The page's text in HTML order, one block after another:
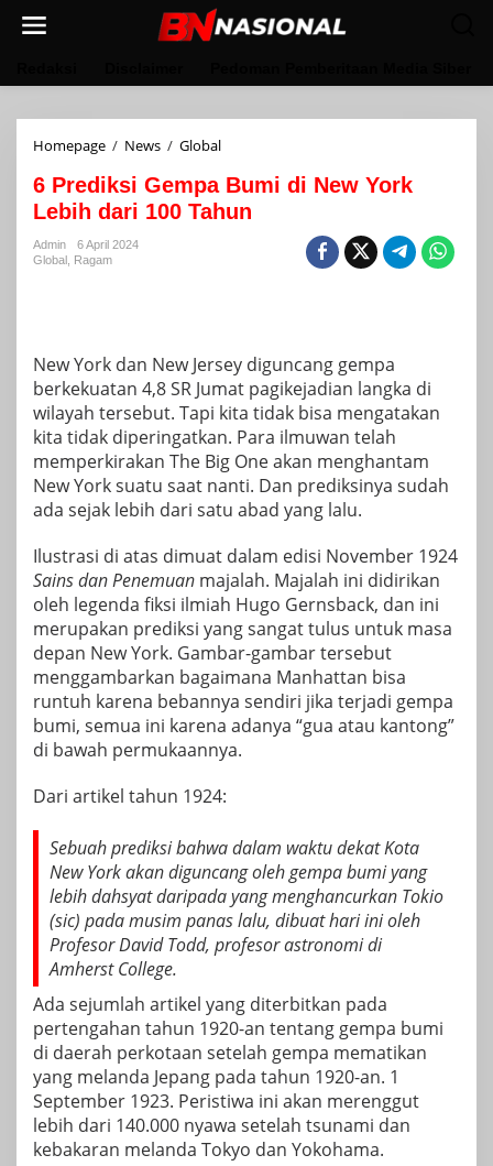
Homepage / News / Global6
Gempa
Bumi
di
6 Prediksi Gempa Bumi di New York
Lebih dari 100 Tahun
Admin
6 April 2024
Global Ragam
New York dan New Jersey diguncang gempa
berkekuatan 4,8 SR Jumat pagikejadian langka di
wilayah tersebut. Tapi kita tidak bisa mengatakan
kita tidak diperingatkan. Para ilmuwan telah
memperkirakan The Big One akan menghantam
New York suatu saat nanti. Dan prediksinya sudah
ada sejak lebih dari satu abad yang lalu.
Ilustrasi di atas dimuat dalam edisi November 1924
Sains dan Penemuan majalah. Majalah ini didirikan
oleh legenda fiksi ilmiah Hugo Gernsback, dan ini
merupakan prediksi yang sangat tulus untuk masa
depan New York. Gambar-gambar tersebut
menggambarkan bagaimana Manhattan bisa
runtuh karena bebannya sendiri jika terjadi gempa
bumi, semua ini karena adanya “gua atau kantong”
di bawah permukaannya.
Dari artikel tahun 1924:
Sebuah prediksi bahwa dalam waktu dekat Kota
New York akan diguncang oleh gempa bumi yang
lebih dahsyat daripada yang menghancurkan Tokio
(sic) pada musim panas lalu, dibuat hari ini oleh
Profesor David Todd, profesor astronomi di
Amherst College.
Ada sejumlah artikel yang diterbitkan pada
pertengahan tahun 1920-an tentang gempa bumi
di daerah perkotaan setelah gempa mematikan
yang melanda Jepang pada tahun 1920-an. 1
September 1923. Peristiwa ini akan merenggut
lebih dari 140.000 nyawa setelah tsunami dan
kebakaran melanda Tokyo dan Yokohama.